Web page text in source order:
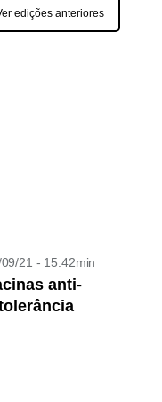
edições anteriores
21 - 15:42min
anti-